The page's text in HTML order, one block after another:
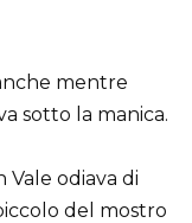
mentre
sotto la manica.
Vale odiava di
del mostro